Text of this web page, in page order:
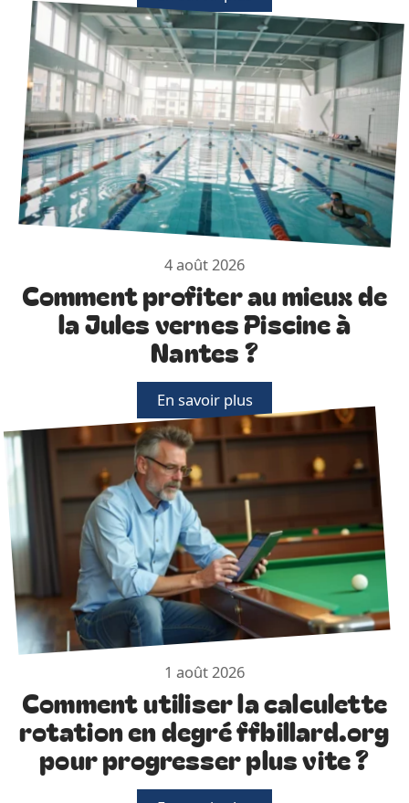
4 août 2026
Comment profiter au mieux de
la Jules vernes Piscine à
Nantes ?
En savoir plus
1 août 2026
Comment utiliser la calculette
rotation en degré ffbillard.org
pour progresser plus vite ?